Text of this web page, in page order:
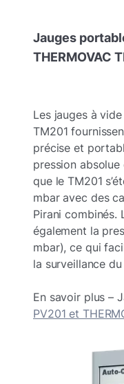
Jauges
THERMOVAC
Les jauges à
TM201
précise et
pression
que le TM201
mbar avec des
Pirani combinés.
également la
mbar), ce qui
la surveillance
En savoir plus –
PV201 et